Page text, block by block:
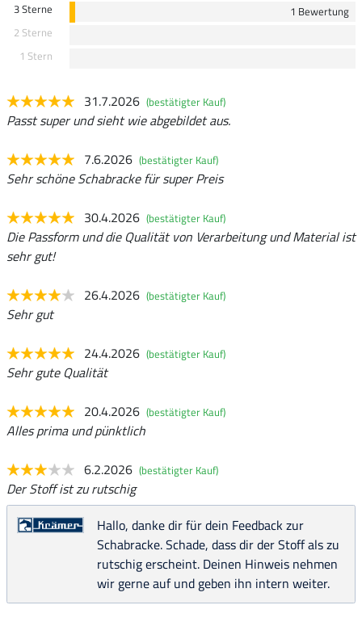
3 Sterne
1 Bewertung
2 Sterne
1 Stern
31.7.2026 (bestätigter Kauf)
Passt super und sieht wie abgebildet aus.
7.6.2026 (bestätigter Kauf)
Sehr schöne Schabracke für super Preis
30.4.2026 (bestätigter Kauf)
Die Passform und die Qualität von Verarbeitung und Material ist
sehr gut!
26.4.2026 (bestätigter Kauf)
Sehr gut
24.4.2026 (bestätigter Kauf)
Sehr gute Qualität
20.4.2026 (bestätigter Kauf)
Alles prima und pünktlich
6.2.2026 (bestätigter Kauf)
Der Stoff ist zu rutschig
Hallo, danke dir für dein Feedback zur
Schabracke. Schade, dass dir der Stoff als zu
rutschig erscheint. Deinen Hinweis nehmen
wir gerne auf und geben ihn intern weiter.